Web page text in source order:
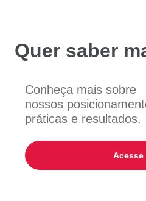
Quer saber
Conheça mais sobre
nossos
práticas e resultados.
Acesse